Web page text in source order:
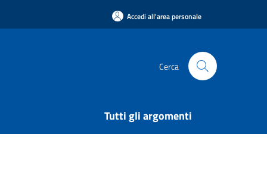
Accedi all'area personale
Cerca
Tutti gli argomenti